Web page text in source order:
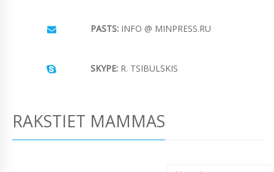
PASTS: INFO @ MINPRESS.RU
SKYPE: R. TSIBULSKIS
RAKSTIET MAMMAS